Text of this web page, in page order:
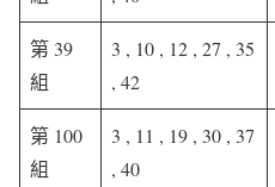
第 39
組
3 , 10 , 12 , 27 , 35
, 42
第 100
組
3 , 11 , 19 , 30 , 37
, 40